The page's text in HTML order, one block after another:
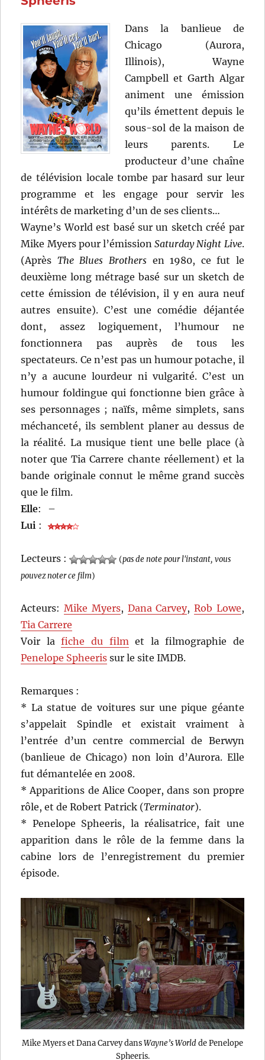
Dans la banlieue de
Chicago (Aurora,
Illinois), Wayne
Campbell et Garth Algar
animent une émission
qu’ils émettent depuis le
sous-sol de la maison de
leurs parents. Le
producteur d’une chaîne
de télévision locale tombe par hasard sur leur
programme et les engage pour servir les
intérêts de marketing d’un de ses clients…
Wayne’s World est basé sur un sketch créé par
Mike Myers pour l’émissionSaturday Night Live.
(Après The Blues Brothersen 1980, ce fut le
deuxième long métrage basé sur un sketch de
cette émission de télévision, il y en aura neuf
autres ensuite). C’est une comédie déjantée
dont, assez logiquement, l’humour ne
fonctionnera pas auprès de tous les
spectateurs. Ce n’est pas un humour potache, il
n’y a aucune lourdeur ni vulgarité. C’est un
humour foldingue qui fonctionne bien grâce à
ses personnages ; naïfs, même simplets, sans
méchanceté, ils semblent planer au dessus de
la réalité. La musique tient une belle place (à
noter que Tia Carrere chante réellement) et la
bande originale connut le même grand succès
que le film.
Elle:
–
Lui :
Lecteurs : (pas de note pour l'instant, vous
pouvez noter ce film)
Acteurs:Mike Myers, Dana Carvey, Rob Lowe,
Tia Carrere
Voir lafiche du film et la filmographie de
Penelope Spheeris sur le site IMDB.
Remarques :
* La statue de voitures sur une pique géante
s’appelait Spindle et existait vraiment à
l’entrée d’un centre commercial de Berwyn
(banlieue de Chicago) non loin d’Aurora. Elle
fut démantelée en 2008.
* Apparitions de Alice Cooper, dans son propre
rôle, et de Robert Patrick (Terminator).
* Penelope Spheeris, la réalisatrice, fait une
apparition dans le rôle de la femme dans la
cabine lors de l’enregistrement du premier
épisode.
Mike Myers et Dana Carvey dansWayne’s Worldde Penelope
Spheeris.